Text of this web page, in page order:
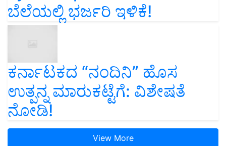
ಬೆಲೆಯಲ್ಲಿ ಭರ್ಜರಿ ಇಳಿಕೆ!
ಕರ್ನಾಟಕದ “ನಂದಿನಿ” ಹೊಸ
ಉತ್ಪನ್ನ ಮಾರುಕಟ್ಟೆಗೆ: ವಿಶೇಷತೆ
ನೋಡಿ!
View More